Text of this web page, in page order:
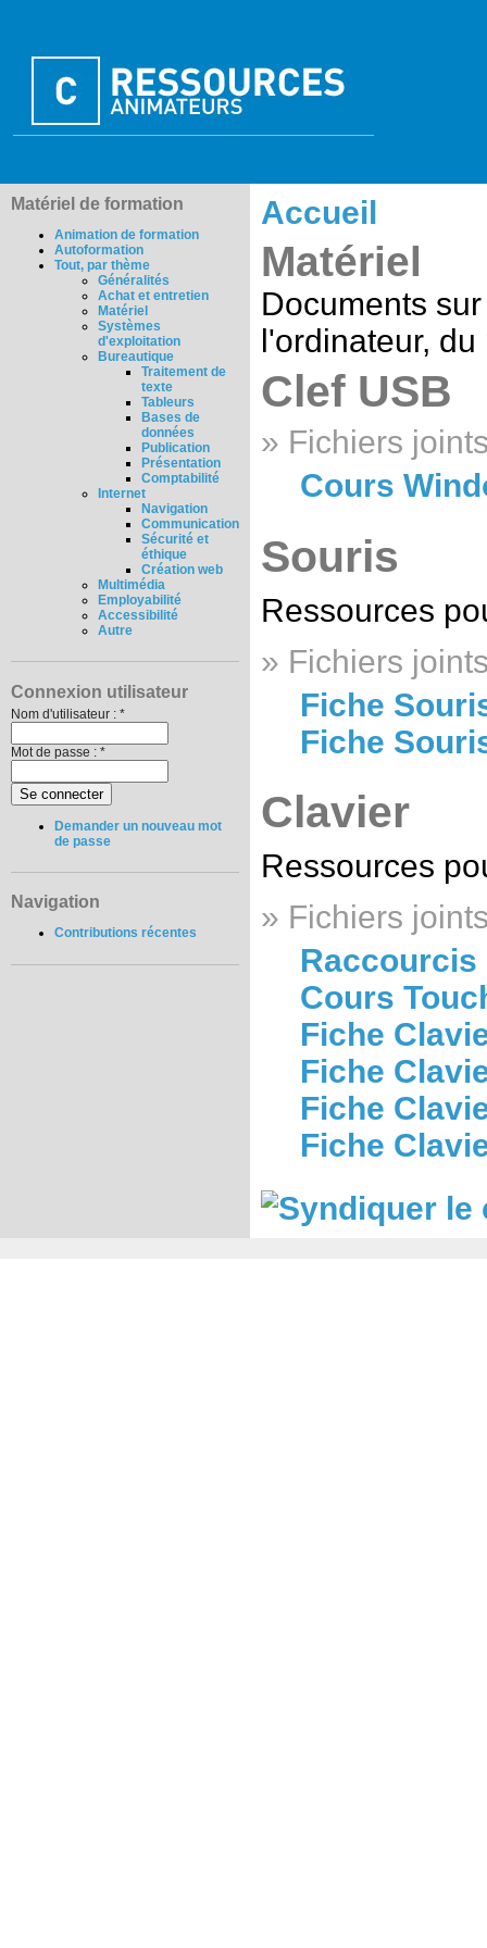
Matériel de formation
Animation de formation
Autoformation
Tout, par thème
Généralités
Achat et entretien
Matériel
Systèmes
d'exploitation
Bureautique
Traitement de
texte
Tableurs
Bases de
données
Publication
Présentation
Comptabilité
Internet
Navigation
Communication
Sécurité et
éthique
Création web
Multimédia
Employabilité
Accessibilité
Autre
Connexion utilisateur
Nom d'utilisateur : *
Mot de passe : *
Demander un nouveau mot
de passe
Navigation
Contributions récentes
Accueil
Matériel
Documents
l'ordinateur,
Clef USB
» Fichiers
Cours
Souris
Ressources
» Fichiers
Fiche
Fiche
Clavier
Ressources
» Fichiers
Raccourcis
Cours
Fiche
Fiche
Fiche
Fiche